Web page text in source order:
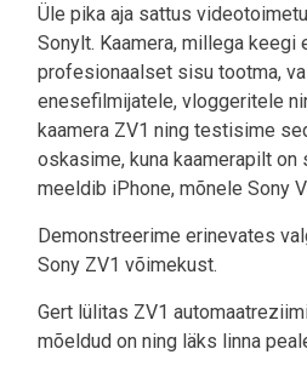
Üle pika aja sattus
Sonylt. Kaamera, millega keegi
profesionaalset sisu tootma,
enesefilmijatele, vloggeritele
kaamera ZV1 ning testisime
oskasime, kuna kaamerapilt on
meeldib iPhone, mõnele Sony
Demonstreerime erinevates
Sony ZV1 võimekust.
Gert lülitas ZV1
mõeldud on ning läks linna